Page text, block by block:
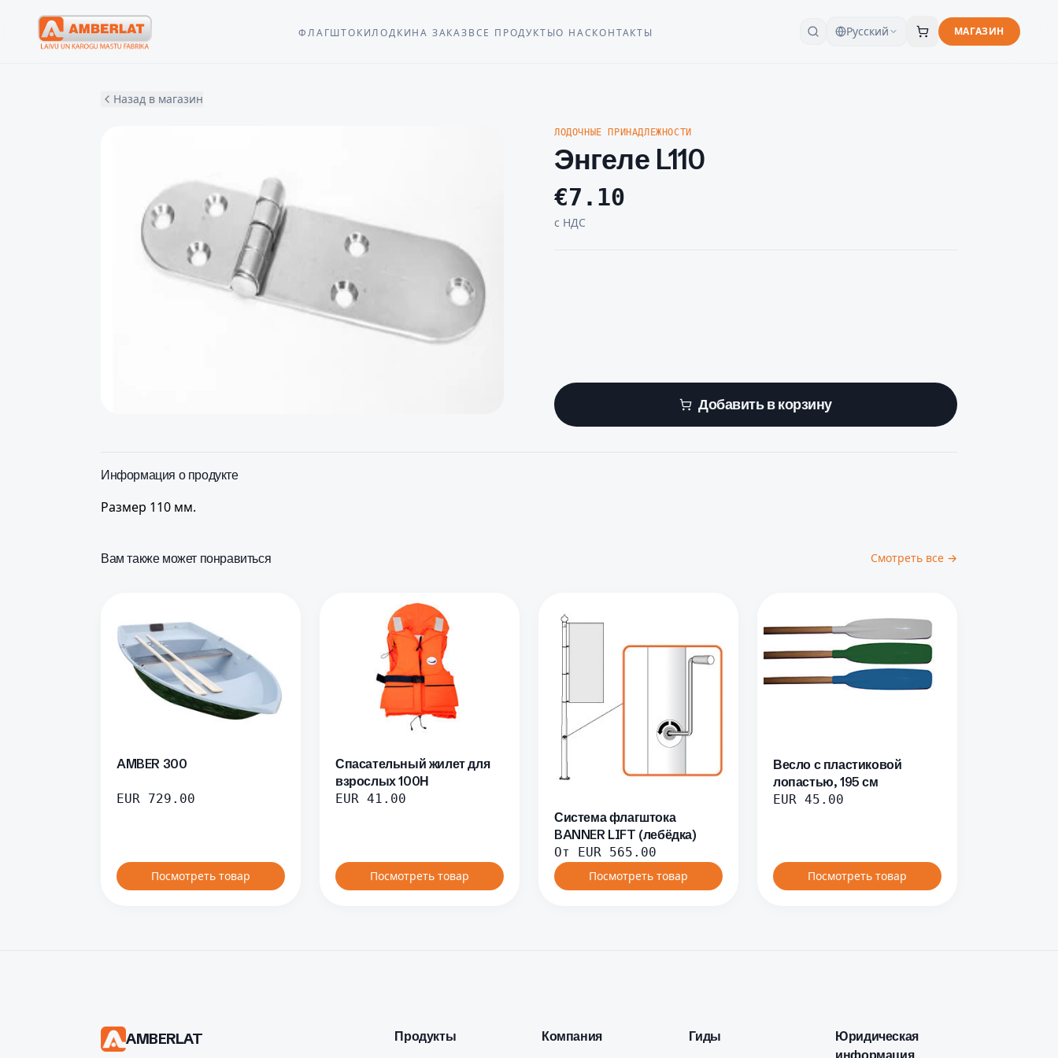
ФЛАГШТОКИЛОДКИНА ЗАКАЗВСЕ ПРОДУКТЫО НАСКОНТАКТЫ Русский МАГАЗИН
Назад в магазин
ЛОДОЧНЫЕ ПРИНАДЛЕЖНОСТИ
Энгеле L110
€7.10
с НДС
Добавить в корзину
Информация о продукте
Размер 110 мм.
Вам также может понравиться Смотреть все →
AMBER 300
EUR 729.00
Посмотреть товар
Спасательный жилет для
взрослых 100Н
EUR 41.00
Посмотреть товар
Система флагштока
BANNER LIFT (лебёдка)
От EUR
565.00
Посмотреть товар
Весло с пластиковой
лопастью, 195 см
EUR 45.00
Посмотреть товар
AMBERLAT Продукты Компания Гиды
Юридическая
информация